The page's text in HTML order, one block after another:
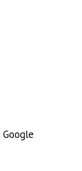
Google